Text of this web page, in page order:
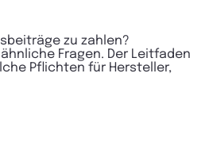
zu zahlen?
Fragen. Der Leitfaden
Pflichten für Hersteller,